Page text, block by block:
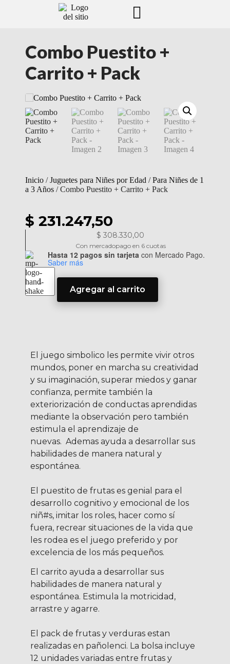
Combo Puestito +
Carrito + Pack
Inicio /Juguetes para Niñes por Edad /Para Niñes de 1
a 3 Años / Combo Puestito + Carrito + Pack
$ 231.247,50
$ 308.330,00
Con mercadopago en 6 cuotas
Hasta 12 pagos sin tarjeta con Mercado Pago.
Saber más
Agregar al carrito
El juego simbolico les permite vivir otros
mundos, poner en marcha su creatividad
y su imaginación, superar miedos y ganar
confianza, permite también la
exteriorización de conductas aprendidas
mediante la observación pero también
estimula el aprendizaje de
nuevas. Ademas ayuda a desarrollar sus
habilidades de manera natural y
espontánea.
El puestito de frutas es genial para el
desarrollo cognitivo y emocional de los
niñ#s, imitar los roles, hacer como sí
fuera, recrear situaciones de la vida que
les rodea es el juego preferido y por
excelencia de los más pequeños.
El carrito ayuda a desarrollar sus
habilidades de manera natural y
espontánea. Estimula la motricidad,
arrastre y agarre.
El pack de frutas y verduras estan
realizadas en pañolenci. La bolsa incluye
12 unidades variadas entre frutas y